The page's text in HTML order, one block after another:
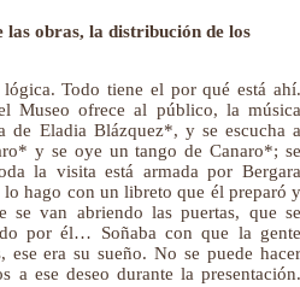
las obras, la distribución de los
Todo tiene el por qué está ahí.
Museo ofrece al público, la música
de Eladia Blázquez*, y se escucha a
y se oye un tango de Canaro*; se
la visita está armada por Bergara
hago con un libreto que él preparó y
se van abriendo las puertas, que se
por él… Soñaba con que la gente
ese era su sueño. No se puede hacer
a ese deseo durante la presentación.